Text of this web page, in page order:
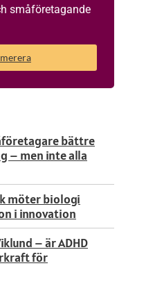
småföretagande
bättre
– men inte alla
möter biologi
i innovation
– är ADHD
för